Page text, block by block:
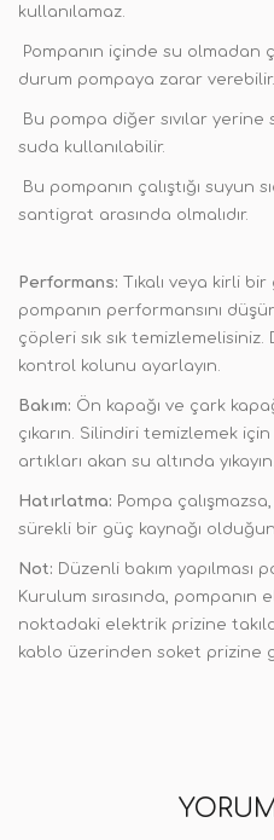
kullanılamaz.
Pompanın içinde su olmadan
durum pompaya zarar verebilir.
Bu pompa diğer sıvılar
suda kullanılabilir.
Bu pompanın çalıştığı suyun
santigrat arasında olmalıdır.
Performans: Tıkalı veya kirli
pompanın performansını
çöpleri sık sık temizlemelisiniz.
kontrol kolunu ayarlayın.
Bakım: Ön kapağı ve çark
çıkarın. Silindiri temizlemek
artıkları akan su altında yıkayın.
Hatırlatma: Pompa
sürekli bir güç kaynağı
Not: Düzenli bakım yapılması
Kurulum sırasında,
noktadaki elektrik prizine
kablo üzerinden soket prizine